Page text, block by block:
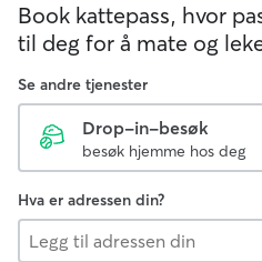
Book kattepass, hvor
til deg for å mate og
Se andre tjenester
Drop-in-besøk
besøk hjemme hos deg
Hva er adressen din?